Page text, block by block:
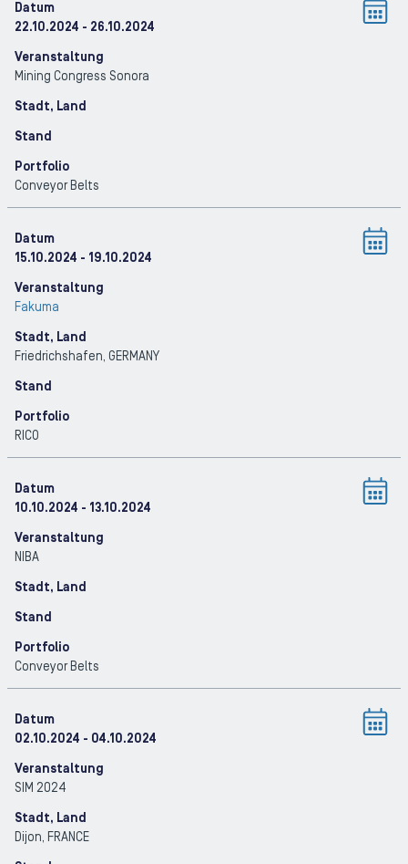
Datum
22.10.2024 - 26.10.2024
Veranstaltung
Mining Congress Sonora
Stadt, Land
Stand
Portfolio
Conveyor Belts
Datum
15.10.2024 - 19.10.2024
Veranstaltung
Fakuma
Stadt, Land
Friedrichshafen, GERMANY
Stand
Portfolio
RICO
Datum
10.10.2024 - 13.10.2024
Veranstaltung
NIBA
Stadt, Land
Stand
Portfolio
Conveyor Belts
Datum
02.10.2024 - 04.10.2024
Veranstaltung
SIM 2024
Stadt, Land
Dijon, FRANCE